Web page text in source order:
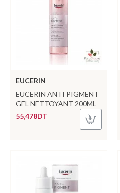
EUCERIN
EUCERIN ANTI PIGMENT
GEL NETTOYANT 200ML
55,478DT